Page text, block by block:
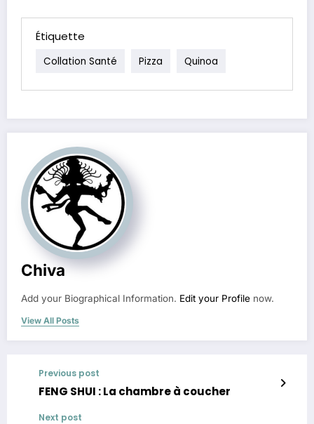
Étiquette
Collation Santé Pizza Quinoa
Chiva
Add your Biographical Information. Edit your Profile now.
View All Posts
Previous post
FENG SHUI : La chambre à coucher
Next post